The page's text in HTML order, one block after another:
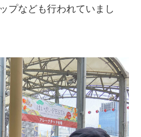
プなども行われていまし